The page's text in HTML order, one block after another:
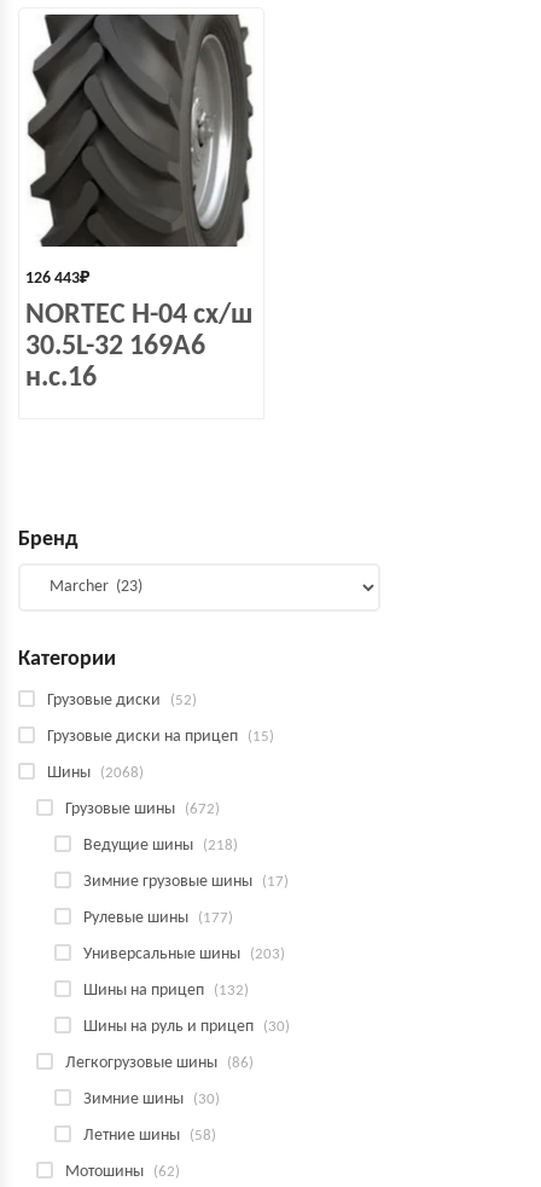
126 443₽
NORTEC H-04 сх/ш
30.5L-32 169A6
н.с.16
Бренд
Категории
Грузовые диски (52)
Грузовые диски на прицеп (15)
Шины (2068)
Грузовые шины (672)
Ведущие шины (218)
Зимние грузовые шины (17)
Рулевые шины (177)
Универсальные шины (203)
Шины на прицеп (132)
Шины на руль и прицеп (30)
Легкогрузовые шины (86)
Зимние шины (30)
Летние шины (58)
Мотошины (62)